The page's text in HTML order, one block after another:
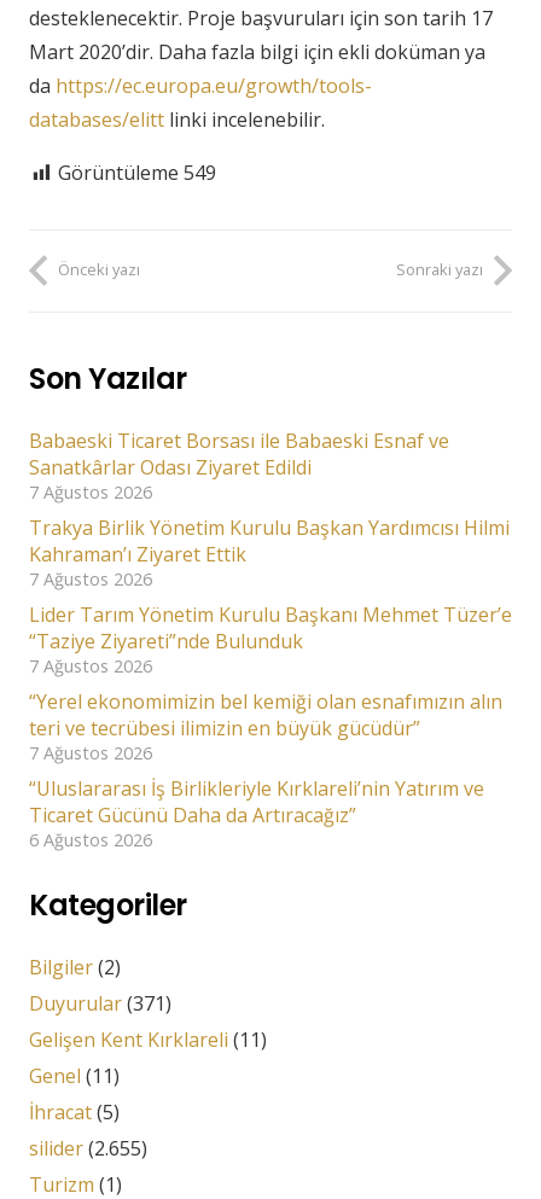
desteklenecektir. Proje başvuruları için son tarih 17
Mart 2020’dir. Daha fazla bilgi için ekli doküman ya
da https://ec.europa.eu/growth/tools-
databases/elitt linki incelenebilir.
Görüntüleme 549
Önceki yazı Sonraki yazı
Son Yazılar
Babaeski Ticaret Borsası ile Babaeski Esnaf ve
Sanatkârlar Odası Ziyaret Edildi
7 Ağustos 2026
Trakya Birlik Yönetim Kurulu Başkan Yardımcısı Hilmi
Kahraman’ı Ziyaret Ettik
7 Ağustos 2026
Lider Tarım Yönetim Kurulu Başkanı Mehmet Tüzer’e
“Taziye Ziyareti”nde Bulunduk
7 Ağustos 2026
“Yerel ekonomimizin bel kemiği olan esnafımızın alın
teri ve tecrübesi ilimizin en büyük gücüdür”
7 Ağustos 2026
“Uluslararası İş Birlikleriyle Kırklareli’nin Yatırım ve
Ticaret Gücünü Daha da Artıracağız”
6 Ağustos 2026
Kategoriler
Bilgiler(2)
Duyurular(371)
Gelişen Kent Kırklareli (11)
Genel (11)
İhracat(5)
silider(2.655)
Turizm (1)